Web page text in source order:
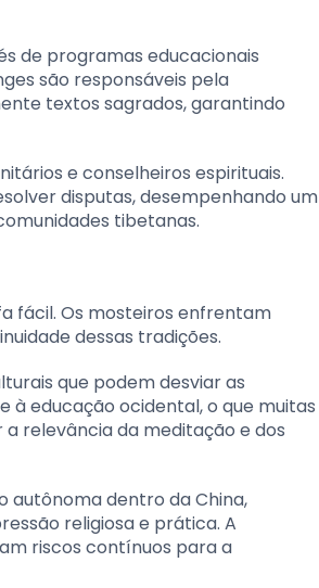
de programas educacionais
são responsáveis pela
textos sagrados, garantindo
e conselheiros espirituais.
disputas, desempenhando um
tibetanas.
fácil. Os mosteiros enfrentam
dessas tradições.
que podem desviar as
à educação ocidental, o que muitas
relevância da meditação e dos
autônoma dentro da China,
religiosa e prática. A
riscos contínuos para a